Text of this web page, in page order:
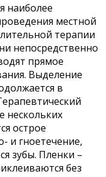
наиболее
местной
терапии
непосредственно
прямое
Выделение
в
нескольких
острое
и гноетечение,
зубы. Пленки –
без